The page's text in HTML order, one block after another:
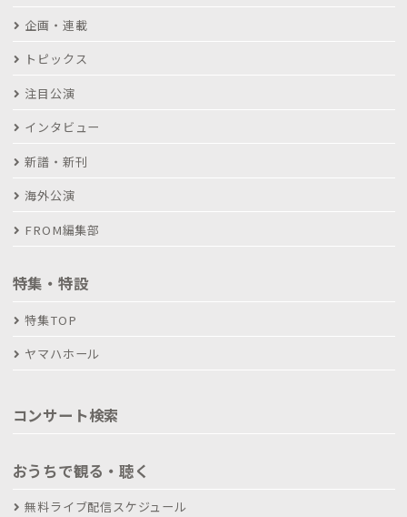
企画・連載
トピックス
注目公演
インタビュー
新譜・新刊
海外公演
FROM編集部
特集・特設
特集TOP
ヤマハホール
コンサート検索
おうちで観る・聴く
無料ライブ配信スケジュール